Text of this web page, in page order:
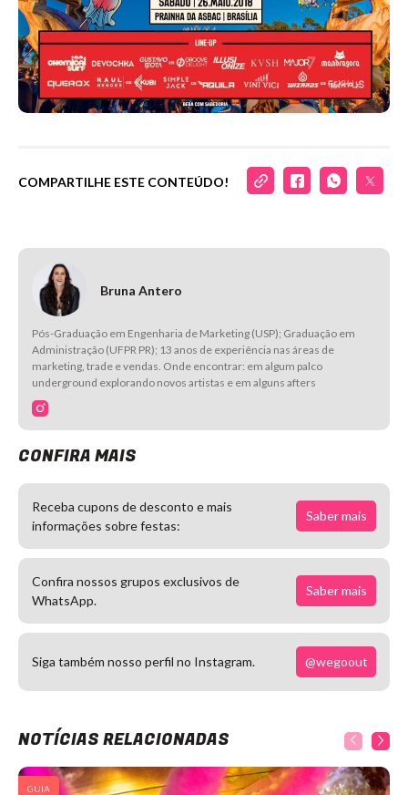
COMPARTILHE ESTE CONTEÚDO!
Bruna Antero
Pós-Graduação em Engenharia de Marketing (USP); Graduação em
Administração (UFPR PR); 13 anos de experiência nas áreas de
marketing, trade e vendas. Onde encontrar: em algum palco
underground explorando novos artistas e em alguns afters
CONFIRA MAIS
Receba cupons de desconto e mais
informações sobre festas:
Saber mais
Confira nossos grupos exclusivos de
WhatsApp.
Saber mais
Siga também nosso perfil no Instagram. @wegoout
NOTÍCIAS RELACIONADAS
GUIA